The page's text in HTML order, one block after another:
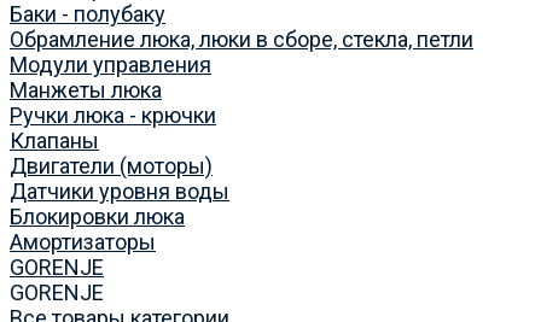
Баки - полубаку
Обрамление люка, люки в сборе, стекла, петли
Модули управления
Манжеты люка
Ручки люка - крючки
Клапаны
Двигатели (моторы)
Датчики уровня воды
Блокировки люка
Амортизаторы
GORENJE
GORENJE